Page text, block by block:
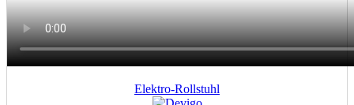
Elektro-Rollstuhl